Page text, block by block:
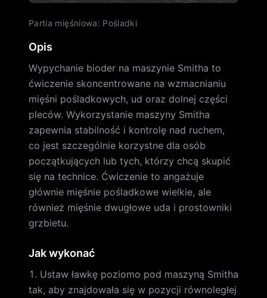
Partia mięśniowa: Pośladki
Opis
Wypychanie bioder na maszynie Smitha to
ćwiczenie skoncentrowane na wzmacnianiu
mięśni pośladkowych, ud oraz dolnej części
pleców. Wykorzystanie maszyny Smitha
zapewnia stabilność i kontrolę nad ruchem,
co jest szczególnie korzystne dla osób
początkujących lub tych, którzy chcą skupić
się na technice. Ćwiczenie to angażuje
głównie mięśnie pośladkowe wielkie, ale
również mięśnie dwugłowe uda i prostowniki
grzbietu.
Jak wykonać
Ustaw ławkę poziomo pod maszyną Smitha
tak, aby znajdowała się w pozycji równoległej